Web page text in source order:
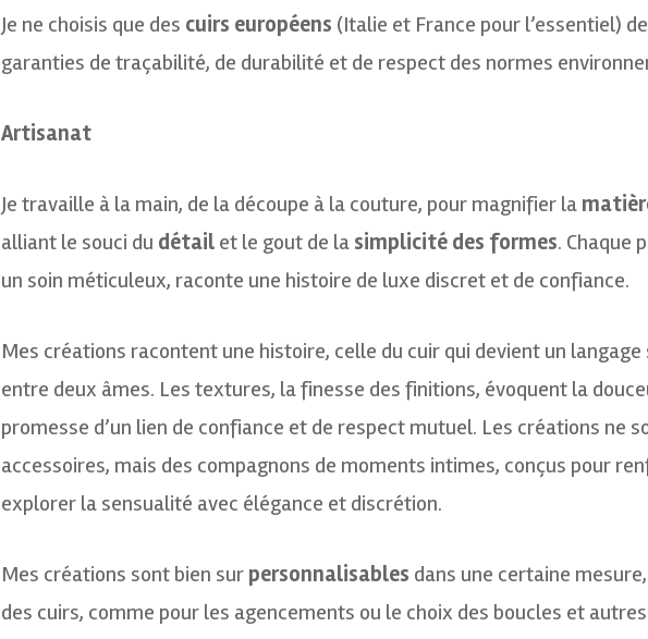
Je ne choisis que des cuirs européens (Italie et France pour l’essentiel)
garanties de traçabilité, de durabilité et de respect des normes
Artisanat
Je travaille à la main, de la découpe à la couture, pour magnifier la
alliant le souci du détail et le gout de la simplicité des formes. Chaque
un soin méticuleux, raconte une histoire de luxe discret et de confiance.
Mes créations racontent une histoire, celle du cuir qui devient un
entre deux âmes. Les textures, la finesse des finitions, évoquent la
promesse d’un lien de confiance et de respect mutuel. Les créations ne
accessoires, mais des compagnons de moments intimes, conçus pour
explorer la sensualité avec élégance et discrétion.
Mes créations sont bien sur personnalisables dans une certaine
des cuirs, comme pour les agencements ou le choix des boucles et